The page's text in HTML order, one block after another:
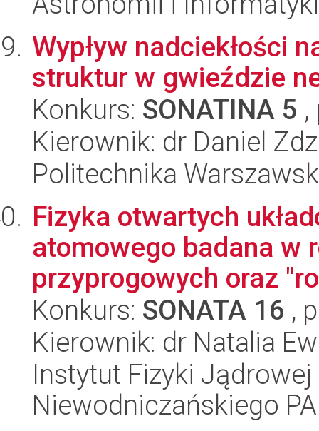
Wypływ nadciekłości
struktur w gwieździe
Konkurs: SONATINA 5
Kierownik: dr Daniel
Politechnika
Fizyka otwartych
atomowego badana w
przyprogowych oraz
Konkurs: SONATA 16 ,
Kierownik: dr Natalia
Instytut Fizyki
Niewodniczańskiego